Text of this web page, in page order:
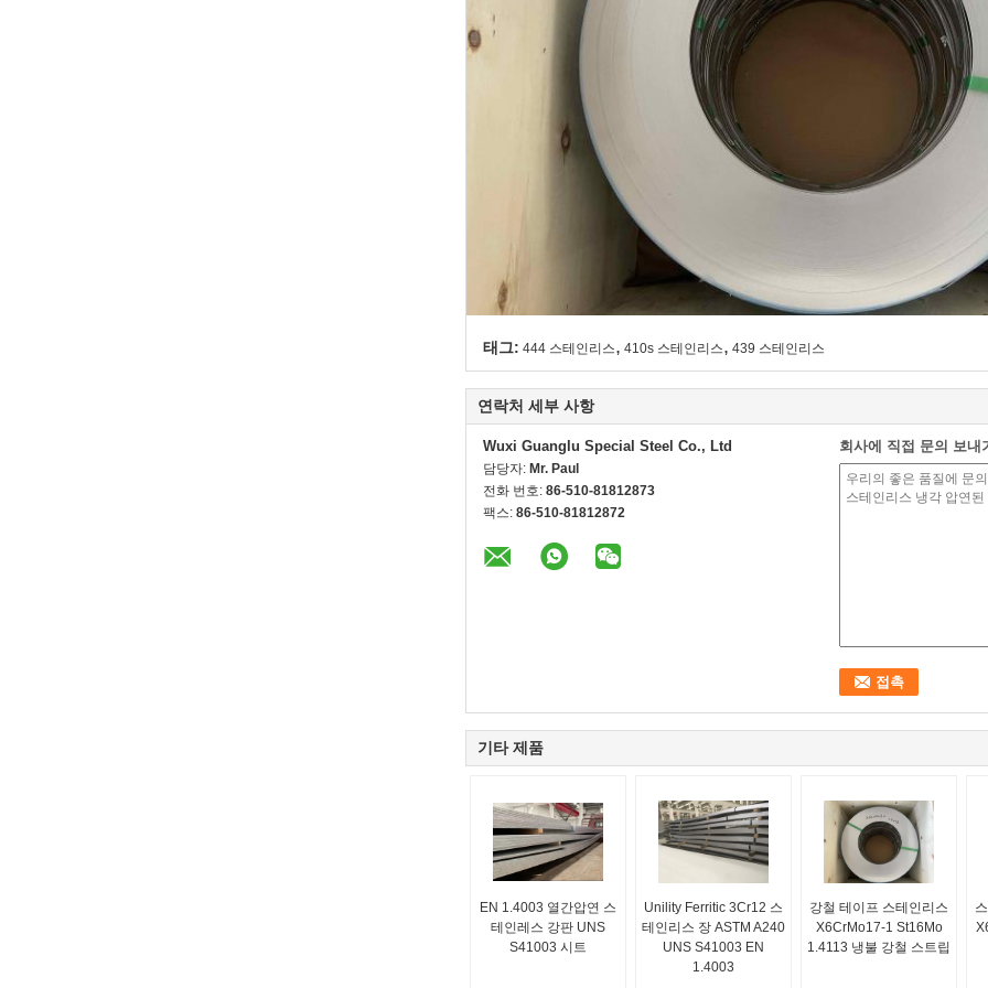
태그: 444 스테인리스, 410s 스테인리스, 439 스테인리스
연락처 세부 사항
Wuxi Guanglu Special Steel Co., Ltd
담당자: Mr. Paul
전화 번호: 86-510-81812873
팩스: 86-510-81812872
회사에 직접 문의 보내
기타 제품
EN 1.4003 열간압연 스
테인레스 강판 UNS
S41003 시트
Unility Ferritic 3Cr12 스
테인리스 장 ASTM A240
UNS S41003 EN
1.4003
강철 테이프 스테인리스
X6CrMo17-1 St16Mo
1.4113 냉불 강철 스트립